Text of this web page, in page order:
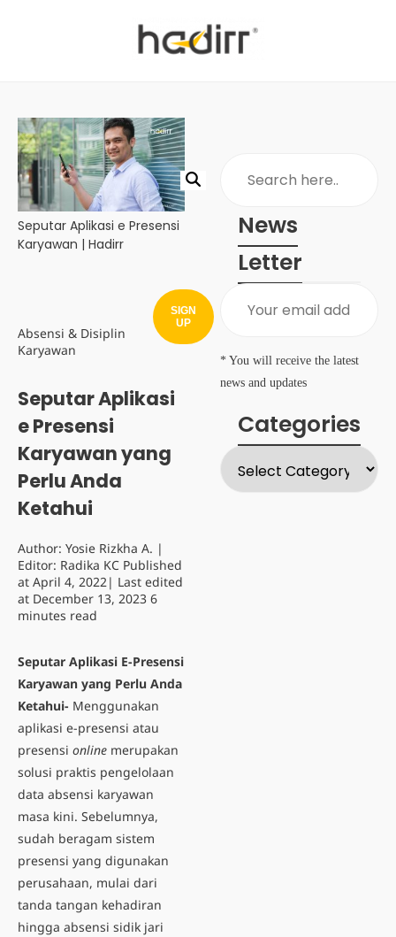
Seputar Aplikasi e Presensi
Karyawan | Hadirr
Absensi & Disiplin
Karyawan
Seputar Aplikasi
e Presensi
Karyawan yang
Perlu Anda
Ketahui
Author: Yosie Rizkha A. |
Editor: Radika KC Published
at April 4, 2022| Last edited
at December 13, 2023 6
minutes read
Seputar Aplikasi E-Presensi
Karyawan yang Perlu Anda
Ketahui- Menggunakan
aplikasi e-presensi atau
presensi online merupakan
solusi praktis pengelolaan
data absensi karyawan
masa kini. Sebelumnya,
sudah beragam sistem
presensi yang digunakan
perusahaan, mulai dari
tanda tangan kehadiran
hingga absensi sidik jari
News
Letter
SIGN
UP
* You will receive the latest
news and updates
Categories